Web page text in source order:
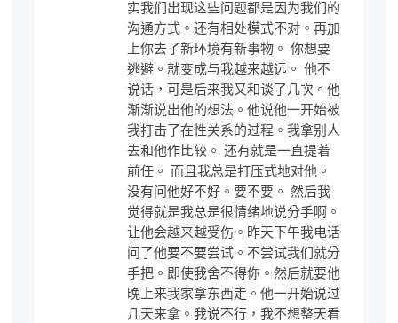
实我们出现这些问题都是因为我们的
沟通方式。还有相处模式不对。再加
上你去了新环境有新事物。 你想要
逃避。就变成与我越来越远。 他不
说话，可是后来我又和谈了几次。他
渐渐说出他的想法。他说他一开始被
我打击了在性关系的过程。我拿别人
去和他作比较。 还有就是一直提着
前任。 而且我总是打压式地对他。
没有问他好不好。要不要。 然后我
觉得就是我总是很情绪地说分手啊。
让他会越来越受伤。昨天下午我电话
问了他要不要尝试。不尝试我们就分
手把。即使我舍不得你。然后就要他
晚上来我家拿东西走。他一开始说过
几天来拿。我说不行，我不想整天看